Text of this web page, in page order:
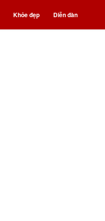
Khỏe đẹp Diễn đàn